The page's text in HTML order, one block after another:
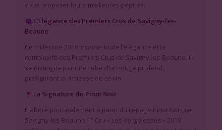
vous proposer leurs meilleures pépites.
L’Élégance des Premiers Crus de Savigny-les-
Beaune
Ce millésime 2018 incarne toute l’élégance et la
complexité des Premiers Crus de Savigny-les-Beaune. Il
se distingue par une robe d’un rouge profond,
préfigurant la richesse de ce vin.
La Signature du Pinot Noir
Élaboré principalement à partir du cépage Pinot Noir, ce
Savigny-les-Beaune 1° Cru « Les Vergelesses » 2018